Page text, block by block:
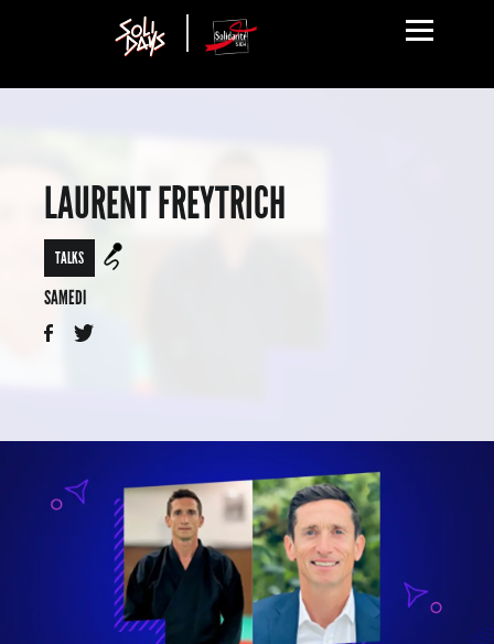
LAURENT FREYTRICH
TALKS
SAMEDI